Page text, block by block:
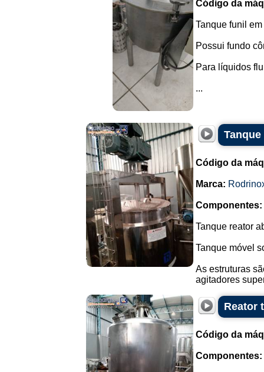
Código da
Tanque funil
Possui fundo
Para líquidos
...
Código da
Marca:
Componentes:
Tanque reator
Tanque móvel
As estruturas
agitadores
Reator
Código da
Componentes: